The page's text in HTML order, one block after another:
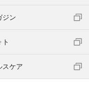
ジン
ト
スケア